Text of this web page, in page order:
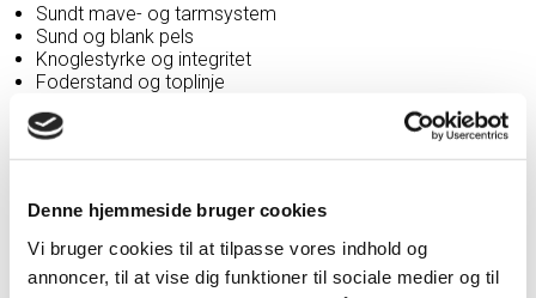
Denne hjemmeside bruger cookies
Vi bruger cookies til at tilpasse vores indhold og
annoncer, til at vise dig funktioner til sociale medier og til
Sundt mave- og tarmsystem
Sund og blank pels
Knoglestyrke og integritet
Foderstand og toplinje
Muskelfunktion og restitution
Ungheste: 400-600g. pr. 100 kg. hest
BEMÆRK - Ønsker du lavere udfodringsmængde: